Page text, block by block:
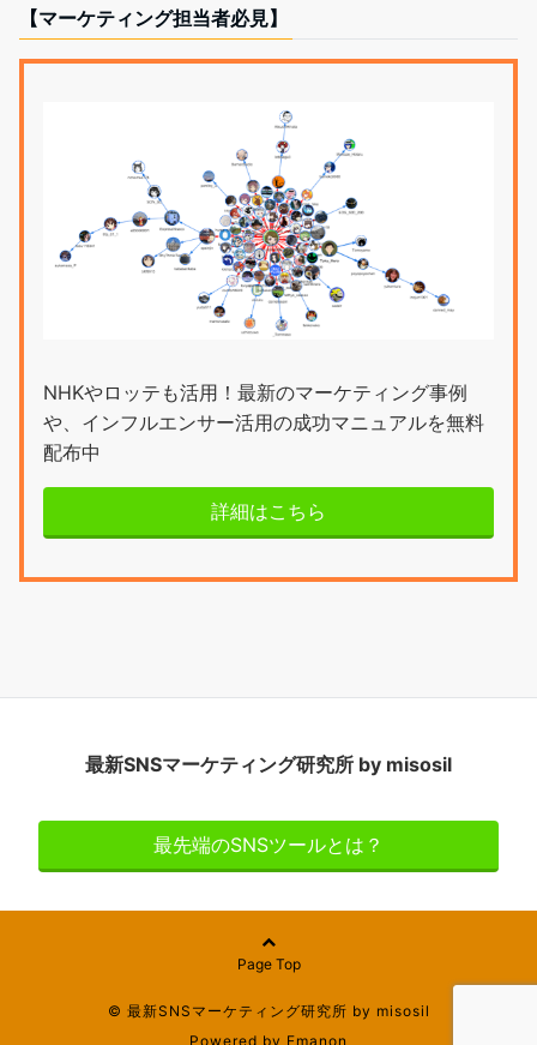
【マーケティング担当者必見】
NHKやロッテも活用！最新のマーケティング事例
や、インフルエンサー活用の成功マニュアルを無料
配布中
詳細はこちら
最新SNSマーケティング研究所 by misosil
最先端のSNSツールとは？
Page Top
© 最新SNSマーケティング研究所 by misosil
Powered by Emanon